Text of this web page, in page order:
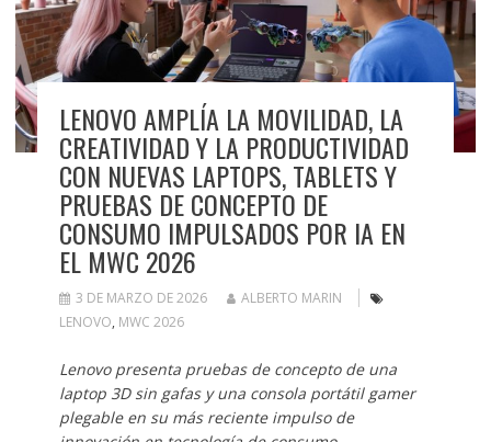
LENOVO AMPLÍA LA MOVILIDAD, LA
CREATIVIDAD Y LA PRODUCTIVIDAD
CON NUEVAS LAPTOPS, TABLETS Y
PRUEBAS DE CONCEPTO DE
CONSUMO IMPULSADOS POR IA EN
EL MWC 2026
3 DE MARZO DE 2026
ALBERTO MARIN
LENOVO, MWC 2026
Lenovo presenta pruebas de concepto de una
laptop 3D sin gafas y una consola portátil gamer
plegable en su más reciente impulso de